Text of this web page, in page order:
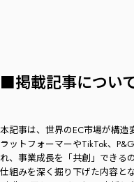
■掲載記事につい
本記事は、世界のEC市場が構
ラットフォーマーやTikTok、
れ、事業成長を「共創」できる
仕組みを深く掘り下げた内容とな